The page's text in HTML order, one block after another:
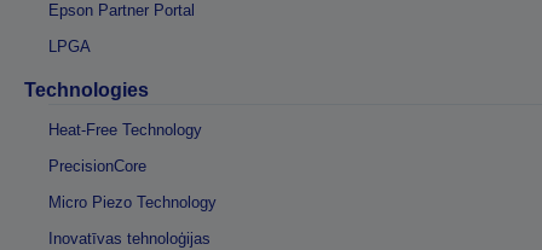
Epson Partner Portal
LPGA
Technologies
Heat-Free Technology
PrecisionCore
Micro Piezo Technology
Inovatīvas tehnoloģijas